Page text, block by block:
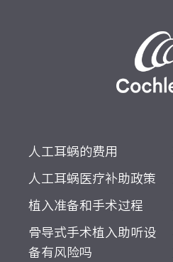
人工耳蜗的费用
人工耳蜗医疗补助政策
植入准备和手术过程
骨导式手术植入助听设
备有风险吗